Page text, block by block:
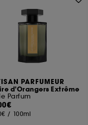
PARFUMEUR
d'Orangers Extrême
Parfum
/ 100ml